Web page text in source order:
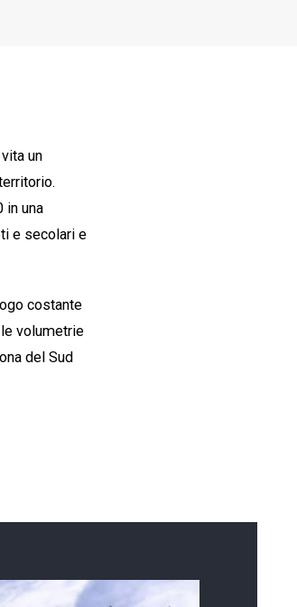
un
in una
e secolari e
costante
volumetrie
del Sud